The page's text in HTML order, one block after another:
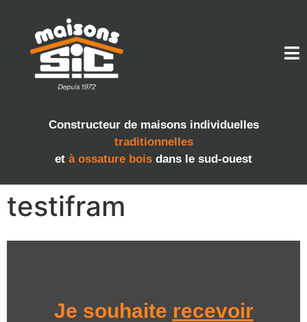
Constructeur de maisons individuelles
traditionnelles
et à ossature bois dans le sud-ouest
testifram